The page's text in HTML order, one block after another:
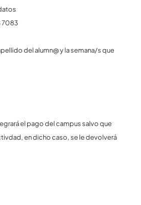
7083
del alumn@ y la semana/s que
el pago del campus salvo que
en dicho caso, se le devolverá